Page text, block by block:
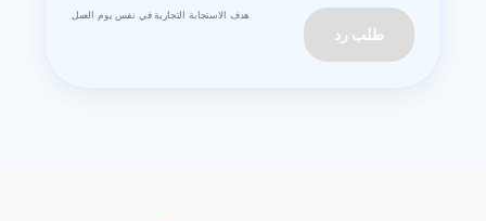
طلب رد